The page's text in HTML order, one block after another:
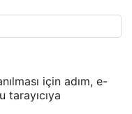
için adım, e-